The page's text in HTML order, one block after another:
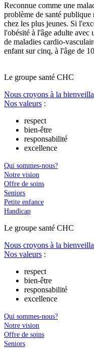
Reconnue comme une
problème de santé publique
chez les plus jeunes. Si
l'obésité à l'âge adulte avec
de maladies cardio-
enfant sur cinq, à l'âge de
Le groupe santé CHC
Nous croyons à la
Nos valeurs :
respect
bien-être
responsabilité
excellence
Qui sommes-nous?
Notre vision
Offre de soins
Seniors
Petite enfance
Handicap
Le groupe santé CHC
Nous croyons à la
Nos valeurs :
respect
bien-être
responsabilité
excellence
Qui sommes-nous?
Notre vision
Offre de soins
Seniors